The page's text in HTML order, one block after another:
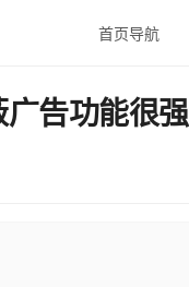
首页导航
告功能很强